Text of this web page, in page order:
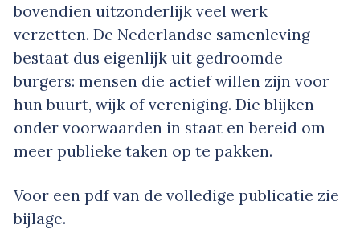
bovendien uitzonderlijk veel werk
verzetten. De Nederlandse samenleving
bestaat dus eigenlijk uit gedroomde
burgers: mensen die actief willen zijn voor
hun buurt, wijk of vereniging. Die blijken
onder voorwaarden in staat en bereid om
meer publieke taken op te pakken.
Voor een pdf van de volledige publicatie zie
bijlage.